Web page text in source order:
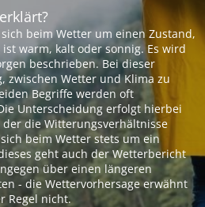
beim Wetter um einen Zustand,
warm, kalt oder sonnig. Es wird
beschrieben. Bei dieser
zwischen Wetter und Klima zu
Begriffe werden oft
Unterscheidung erfolgt hierbei
die Witterungsverhältnisse
beim Wetter stets um ein
geht auch der Wetterbericht
über einen längeren
- die Wettervorhersage erwähnt
Regel nicht.